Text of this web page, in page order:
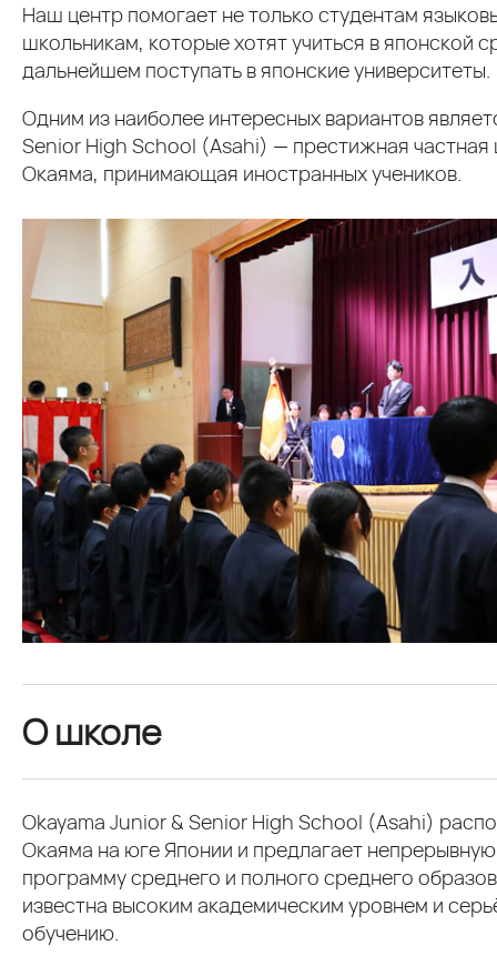
Наш центр помогает не только студентам
школьникам, которые хотят учиться в японской
дальнейшем поступать в японские университеты.
Одним из наиболее интересных вариантов
Senior High School (Asahi) — престижная
Окаяма, принимающая иностранных учеников.
О школе
Okayama Junior & Senior High School (Asahi)
Окаяма на юге Японии и предлагает
программу среднего и полного среднего
известна высоким академическим уровнем и
обучению.